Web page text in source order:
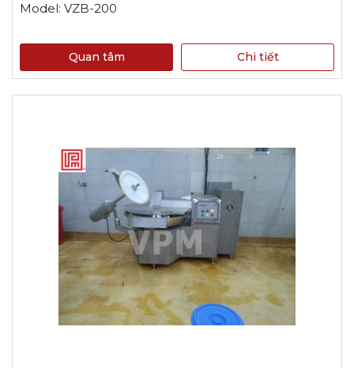
Model: VZB-200
Quan tâm Chi tiết